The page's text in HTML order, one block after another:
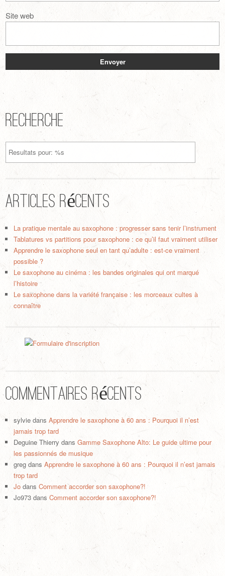
Site web
Recherche
Articles récents
La pratique mentale au saxophone : progresser sans tenir l’instrument
Tablatures vs partitions pour saxophone : ce qu’il faut vraiment utiliser
Apprendre le saxophone seul en tant qu’adulte : est-ce vraiment
possible ?
Le saxophone au cinéma : les bandes originales qui ont marqué
l’histoire
Le saxophone dans la variété française : les morceaux cultes à
connaître
Commentaires récents
sylviedans Apprendre le saxophone à 60 ans : Pourquoi il n’est
jamais trop tard
Deguine Thierry dans Gamme Saxophone Alto: Le guide ultime pour
les passionnés de musique
gregdans Apprendre le saxophone à 60 ans : Pourquoi il n’est jamais
trop tard
Jodans Comment accorder son saxophone?!
Jo973dans Comment accorder son saxophone?!